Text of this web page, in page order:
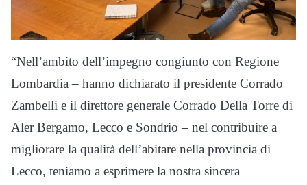
“Nell’ambito dell’impegno congiunto con Regione
Lombardia – hanno dichiarato il presidente Corrado
Zambelli e il direttore generale Corrado Della Torre di
Aler Bergamo, Lecco e Sondrio – nel contribuire a
migliorare la qualità dell’abitare nella provincia di
Lecco, teniamo a esprimere la nostra sincera